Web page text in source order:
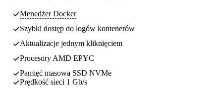
Menedżer Docker
Szybki dostęp do logów kontenerów
Aktualizacje jednym kliknięciem
Procesory AMD EPYC
Pamięć masowa SSD NVMe
Prędkość sieci 1 Gb/s